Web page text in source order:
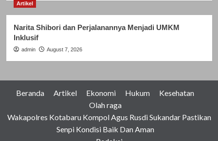
Artikel
Narita Shibori dan Perjalanannya Menjadi UMKM
Inklusif
admin August 7, 2026
Beranda Artikel Ekonomi Hukum
Kesehatan
Olah raga
Wakapolres Kotabaru Kompol Agus Rusdi Sukandar Pastikan
Senpi Kondisi Baik Dan Aman